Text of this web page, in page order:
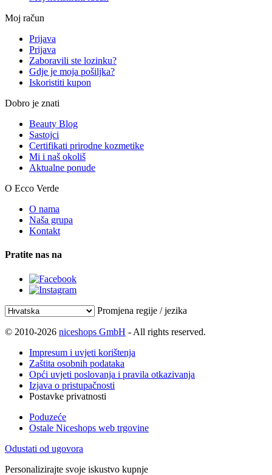
Moj račun
Prijava
Prijava
Zaboravili ste lozinku?
Gdje je moja pošiljka?
Iskoristiti kupon
Dobro je znati
Beauty Blog
Sastojci
Certifikati prirodne kozmetike
Mi i naš okoliš
Aktualne ponude
O Ecco Verde
O nama
Naša grupa
Kontakt
Pratite nas na
Promjena regije / jezika
© 2010-2026 niceshops GmbH - All rights reserved.
Impresum i uvjeti korištenja
Zaštita osobnih podataka
Opći uvjeti poslovanja i pravila otkazivanja
Izjava o pristupačnosti
Postavke privatnosti
Poduzeće
Ostale Niceshops web trgovine
Odustati od ugovora
Personalizirajte svoje iskustvo kupnje